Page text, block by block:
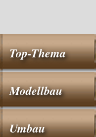
Top-Thema
Modellbau
Umbau